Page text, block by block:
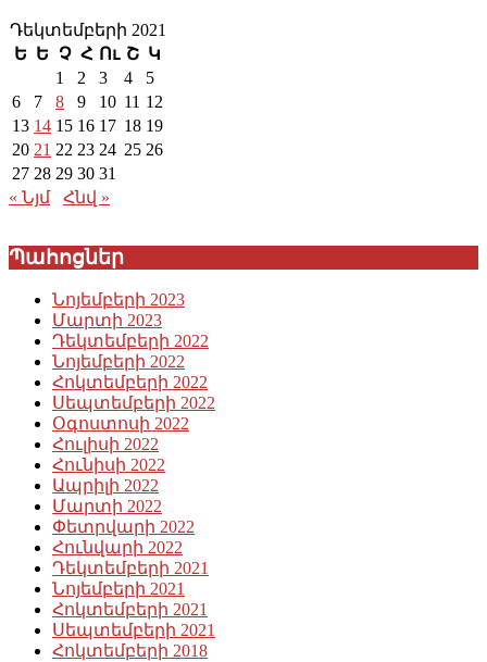
Դեկտեմբերի 2021
Ե Ե Չ Հ Ու Շ Կ
1
2 3 4
5
6
7 8 9 10 11 12
13 14 15 16 17 18 19
20 21 22 23 24 25 26
27 28 29 30 31
« Նյմ
Հնվ »
Պահոցներ
Նոյեմբերի 2023
Մարտի 2023
Դեկտեմբերի 2022
Նոյեմբերի 2022
Հոկտեմբերի 2022
Սեպտեմբերի 2022
Օգոստոսի 2022
Հուլիսի 2022
Հունիսի 2022
Ապրիլի 2022
Մարտի 2022
Փետրվարի 2022
Հունվարի 2022
Դեկտեմբերի 2021
Նոյեմբերի 2021
Հոկտեմբերի 2021
Սեպտեմբերի 2021
Հոկտեմբերի 2018